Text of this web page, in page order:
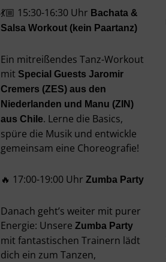
💃🏼 15:30-16:30 Uhr Bachata &
Salsa Workout (kein Paartanz)
Ein mitreißendes Tanz-Workout
mit Special Guests Jaromir
Cremers (ZES) aus den
Niederlanden und Manu (ZIN)
aus Chile. Lerne die Basics,
spüre die Musik und entwickle
gemeinsam eine Choreografie!
🔥 17:00-19:00 UhrZumba Party
Danach geht’s weiter mit purer
Energie: UnsereZumba Party
mit fantastischen Trainern lädt
dich ein zum Tanzen,